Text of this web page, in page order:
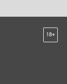
18+